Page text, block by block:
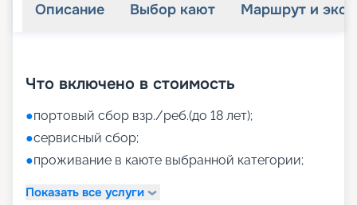
Описание Выбор кают Маршрут и
Что включено в стоимость
●портовый сбор взр./реб.(до 18 лет);
●сервисный сбор;
●проживание в каюте выбранной категории;
Показать все услуги